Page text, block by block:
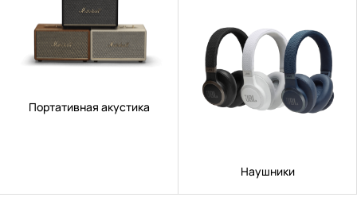
Портативная акустика
Наушники